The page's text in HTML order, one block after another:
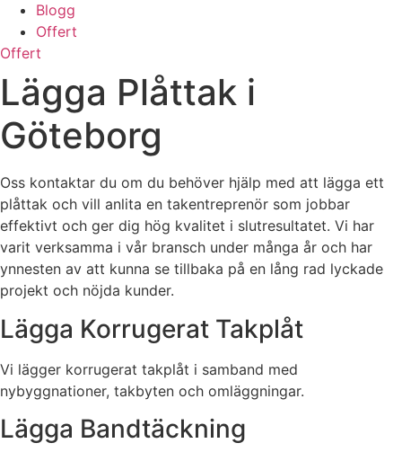
Blogg
Offert
Offert
Lägga Plåttak i
Göteborg
Oss kontaktar du om du behöver hjälp med att lägga ett
plåttak och vill anlita en takentreprenör som jobbar
effektivt och ger dig hög kvalitet i slutresultatet. Vi har
varit verksamma i vår bransch under många år och har
ynnesten av att kunna se tillbaka på en lång rad lyckade
projekt och nöjda kunder.
Lägga Korrugerat Takplåt
Vi lägger korrugerat takplåt i samband med
nybyggnationer, takbyten och omläggningar.
Lägga Bandtäckning